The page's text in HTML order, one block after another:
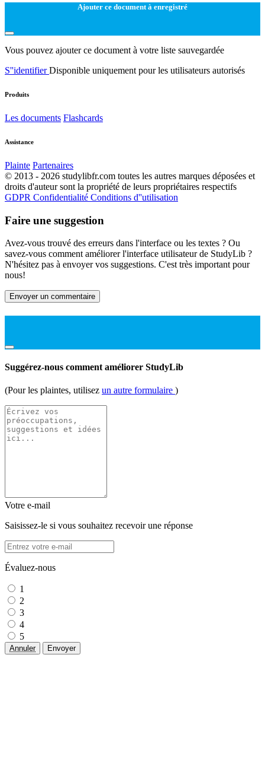
Ajouter ce document à enregistré
Vous pouvez ajouter ce document à votre liste sauvegardée
S''identifierDisponible uniquement pour les utilisateurs autorisés
Produits
Les documents Flashcards
Assistance
Plainte Partenaires
© 2013 - 2026 studylibfr.com toutes les autres marques déposées et
droits d'auteur sont la propriété de leurs propriétaires respectifs
GDPR Confidentialité Conditions d''utilisation
Faire une suggestion
Avez-vous trouvé des erreurs dans l'interface ou les textes ? Ou
savez-vous comment améliorer l'interface utilisateur de StudyLib ?
N'hésitez pas à envoyer vos suggestions. C'est très important pour
nous!
Envoyer un commentaire
Suggérez-nous comment améliorer StudyLib
(Pour les plaintes, utilisez un autre formulaire )
Votre e-mail
Saisissez-le si vous souhaitez recevoir une réponse
Évaluez-nous
1
2
3
4
5
Annuler Envoyer